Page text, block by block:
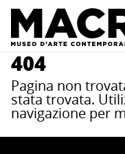
404
Pagina non
stata trovata.
navigazione per